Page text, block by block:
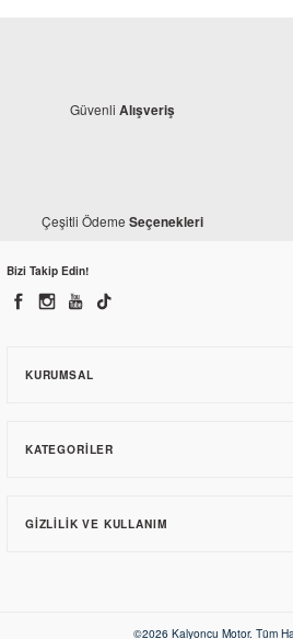
Honda Dio 110 Motor Soğutucu Kapak Alt
Güvenli Alışveriş
Çeşitli Ödeme Seçenekleri
Bizi Takip Edin!
KURUMSAL
KATEGORILER
GIZLILIK VE KULLANIM
©2026 Kalyoncu Motor. Tüm